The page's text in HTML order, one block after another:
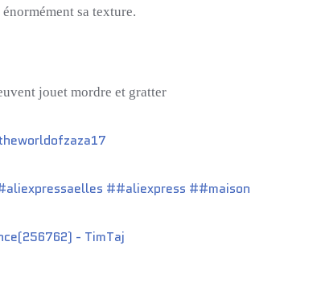
énormément sa texture.
jouet mordre et gratter
##aliexpress ##maison
- TimTaj